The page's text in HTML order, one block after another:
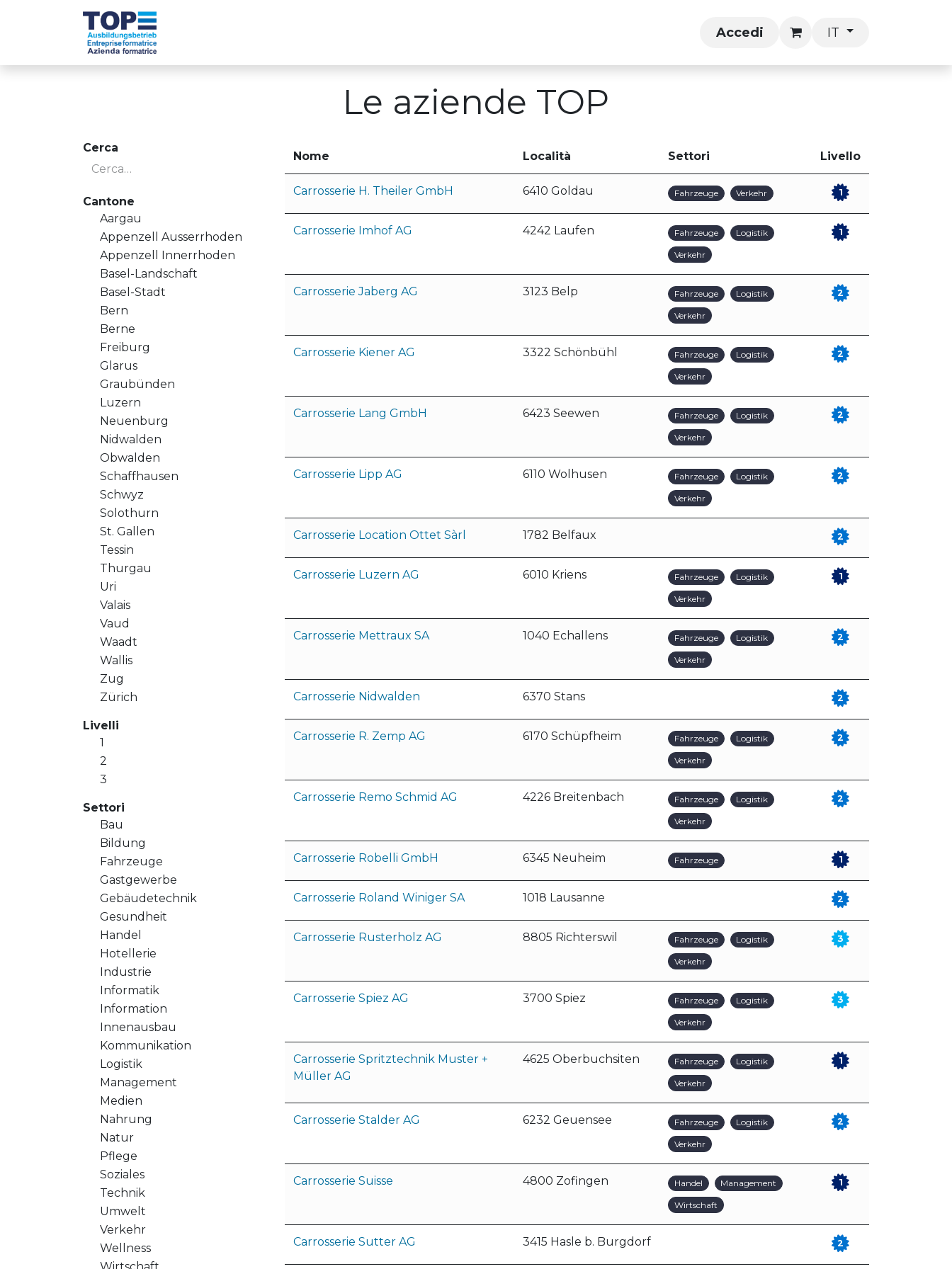
Accedi IT
Le aziende TOP
Cerca
Cantone
Aargau
Appenzell Ausserrhoden
Appenzell Innerrhoden
Basel-Landschaft
Basel-Stadt
Bern
Berne
Freiburg
Glarus
Graubünden
Luzern
Neuenburg
Nidwalden
Obwalden
Schaffhausen
Schwyz
Solothurn
St. Gallen
Tessin
Thurgau
Uri
Valais
Vaud
Waadt
Wallis
Zug
Zürich
Livelli
1
2
3
Settori
Bau
Bildung
Fahrzeuge
Gastgewerbe
Gebäudetechnik
Gesundheit
Handel
Hotellerie
Industrie
Informatik
Information
Innenausbau
Kommunikation
Logistik
Management
Medien
Nahrung
Natur
Pflege
Soziales
Technik
Umwelt
Verkehr
Wellness
Nome Località Settori Livello
Carrosserie H. Theiler GmbH 6410 Goldau Fahrzeuge Verkehr 1
Carrosserie Imhof AG 4242 Laufen Fahrzeuge Logistik
Verkehr
1
Carrosserie Jaberg AG 3123 Belp Fahrzeuge Logistik
Verkehr
2
Carrosserie Kiener AG 3322 Schönbühl Fahrzeuge Logistik
Verkehr
2
Carrosserie Lang GmbH 6423 Seewen Fahrzeuge Logistik
Verkehr
2
Carrosserie Lipp AG 6110 Wolhusen Fahrzeuge Logistik
Verkehr
2
Carrosserie Location Ottet Sàrl 1782 Belfaux 2
Carrosserie Luzern AG 6010 Kriens Fahrzeuge Logistik
Verkehr
1
Carrosserie Mettraux SA 1040 Echallens Fahrzeuge Logistik
Verkehr
2
Carrosserie Nidwalden 6370 Stans 2
Carrosserie R. Zemp AG 6170 Schüpfheim Fahrzeuge Logistik
Verkehr
2
Carrosserie Remo Schmid AG 4226 Breitenbach Fahrzeuge Logistik
Verkehr
2
Carrosserie Robelli GmbH 6345 Neuheim Fahrzeuge 1
Carrosserie Roland Winiger SA 1018 Lausanne 2
Carrosserie Rusterholz AG 8805 Richterswil Fahrzeuge Logistik
Verkehr
3
Carrosserie Spiez AG 3700 Spiez Fahrzeuge Logistik
Verkehr
3
Carrosserie Spritztechnik Muster +
Müller AG
4625 Oberbuchsiten Fahrzeuge Logistik
Verkehr
1
Carrosserie Stalder AG 6232 Geuensee Fahrzeuge Logistik
Verkehr
2
Carrosserie Suisse 4800 Zofingen Handel Management
Wirtschaft
1
Carrosserie Sutter AG 3415 Hasle b. Burgdorf 2